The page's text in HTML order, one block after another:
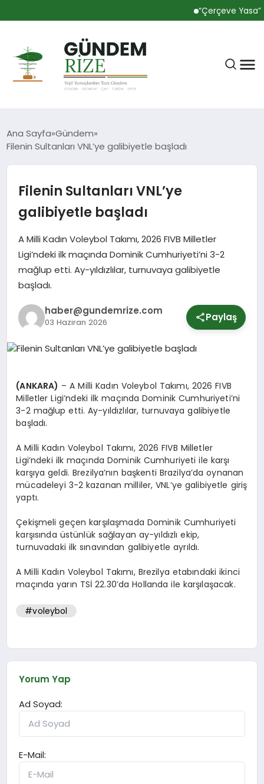
“Çerçeve Yasa”
RIZE
BÜLTEN
GÜNDEM
SPOR
Ana Sayfa Gündem
Filenin Sultanları VNL’ye galibiyetle başladı
Filenin Sultanları VNL’ye
galibiyetle başladı
A Milli Kadın Voleybol Takımı, 2026 FIVB Milletler
Ligi’ndeki ilk maçında Dominik Cumhuriyeti’ni 3-2
mağlup etti. Ay-yıldızlılar, turnuvaya galibiyetle
başladı.
haber@gundemrize.com
03 Haziran 2026 Paylaş
(ANKARA) – A Milli Kadın Voleybol Takımı, 2026 FIVB
Milletler Ligi’ndeki ilk maçında Dominik Cumhuriyeti’ni
3-2 mağlup etti. Ay-yıldızlılar, turnuvaya galibiyetle
başladı.
A Milli Kadın Voleybol Takımı, 2026 FIVB Milletler
Ligi’ndeki ilk maçında Dominik Cumhuriyeti ile karşı
karşıya geldi. Brezilya’nın başkenti Brazilya’da oynanan
mücadeleyi 3-2 kazanan milliler, VNL’ye galibiyetle giriş
yaptı.
Çekişmeli geçen karşılaşmada Dominik Cumhuriyeti
karşısında üstünlük sağlayan ay-yıldızlı ekip,
turnuvadaki ilk sınavından galibiyetle ayrıldı.
A Milli Kadın Voleybol Takımı, Brezilya etabındaki ikinci
maçında yarın TSİ 22.30’da Hollanda ile karşılaşacak.
#voleybol
Yorum Yap
Ad Soyad:
E-Mail: